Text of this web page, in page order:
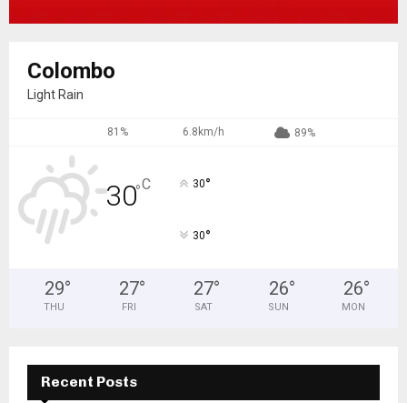
Colombo
Light Rain
81% 6.8km/h 89%
30°C 30°
30°
29°
THU
27°
FRI
27°
SAT
26°
SUN
26°
MON
Recent Posts